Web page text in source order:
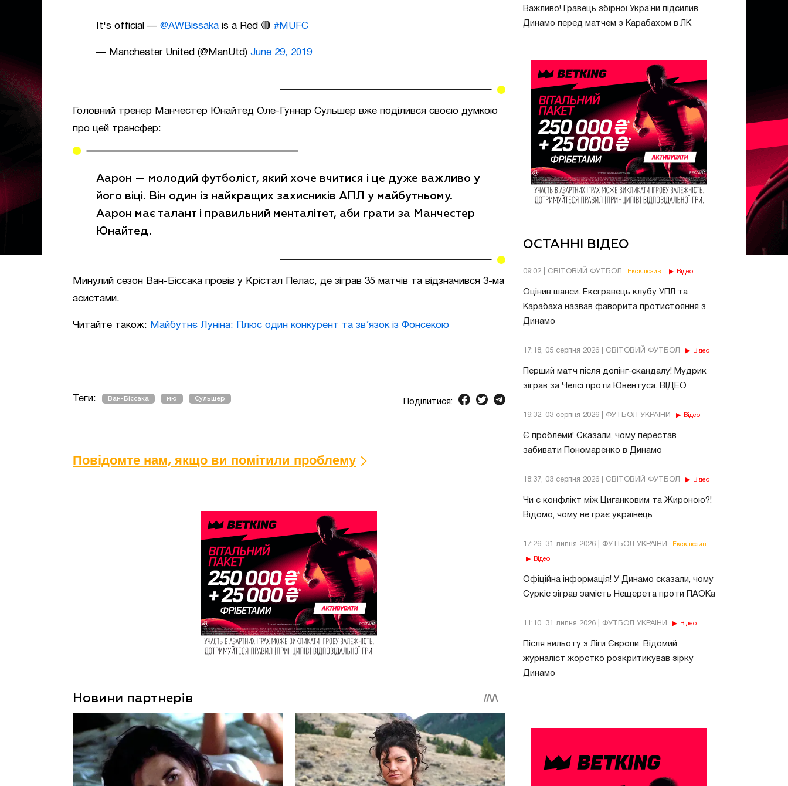
Важливо! Гравець збірної України підсилив
Динамо перед матчем з Карабахом в ЛК
ОСТАННІ ВІДЕО
09:02 | СВІТОВИЙ ФУТБОЛ Ексклюзив Відео
Оцінив шанси. Ексгравець клубу УПЛ та
Карабаха назвав фаворита протистояння з
Динамо
17:18, 05 серпня 2026 | СВІТОВИЙ ФУТБОЛ Відео
Перший матч після допінг-скандалу! Мудрик
зіграв за Челсі проти Ювентуса. ВІДЕО
19:32, 03 серпня 2026 | ФУТБОЛ УКРАЇНИ Відео
Є проблеми! Сказали, чому перестав
забивати Пономаренко в Динамо
18:37, 03 серпня 2026 | СВІТОВИЙ ФУТБОЛ Відео
Чи є конфлікт між Циганковим та Жироною?!
Відомо, чому не грає українець
17:26, 31 липня 2026 | ФУТБОЛ УКРАЇНИ Ексклюзив
Відео
Офіційна інформація! У Динамо сказали, чому
Суркіс зіграв замість Нещерета проти ПАОКа
11:10, 31 липня 2026 | ФУТБОЛ УКРАЇНИ Відео
Після вильоту з Ліги Європи. Відомий
журналіст жорстко розкритикував зірку
Динамо
It's official — @AWBissaka is a Red 🔴 #MUFC
— Manchester United (@ManUtd) June 29, 2019
Головний тренер Манчестер Юнайтед Оле-Гуннар Сульшер вже поділився своєю думкою
про цей трансфер:
Аарон — молодий футболіст, який хоче вчитися і це дуже важливо у
його віці. Він один із найкращих захисників АПЛ у майбутньому.
Аарон має талант і правильний менталітет, аби грати за Манчестер
Юнайтед.
Минулий сезон Ван-Біссака провів у Крістал Пелас, де зіграв 35 матчів та відзначився 3-ма
асистами.
Читайте також: Майбутнє Луніна: Плюс один конкурент та зв’язок із Фонсекою
Теги: Ван-Біссака мю Сульшер Поділитися:
Повідомте нам, якщо ви помітили проблему